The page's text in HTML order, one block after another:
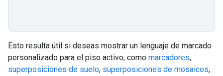
Esto resulta útil si deseas mostrar un lenguaje de marcado
personalizado para el piso activo, como marcadores,
superposiciones de suelo, superposiciones de mosaicos,